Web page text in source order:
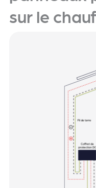
sur le